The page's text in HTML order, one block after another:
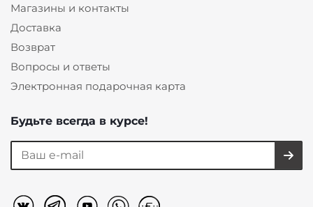
Магазины и контакты
Доставка
Возврат
Вопросы и ответы
Электронная подарочная карта
Будьте всегда в курсе!